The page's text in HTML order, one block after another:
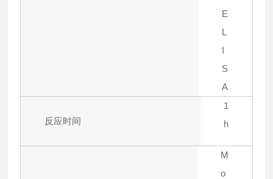
E
L
I
S
A
反应时间
1
h
M
o